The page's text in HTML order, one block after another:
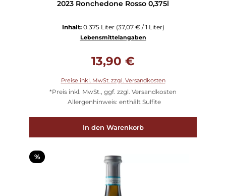
2023 Ronchedone Rosso 0,375l
Inhalt: 0.375 Liter (37,07 € / 1 Liter)
Lebensmittelangaben
13,90 €
Preise inkl. MwSt. zzgl. Versandkosten
*Preis inkl. MwSt., ggf. zzgl. Versandkosten
Allergenhinweis: enthält Sulfite
In den Warenkorb
%Rabatt